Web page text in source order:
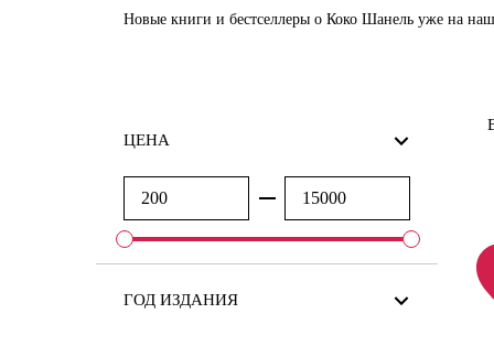
Новые книги и бестселлеры о Коко Шанель уже на
ЦЕНА
ГОД ИЗДАНИЯ